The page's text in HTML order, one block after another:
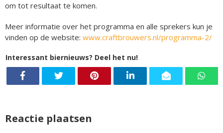
om tot resultaat te komen.
Meer informatie over het programma en alle sprekers kun je
vinden op de website: www.craftbrouwers.nl/programma-2/
Interessant biernieuws? Deel het nu!
Reactie plaatsen